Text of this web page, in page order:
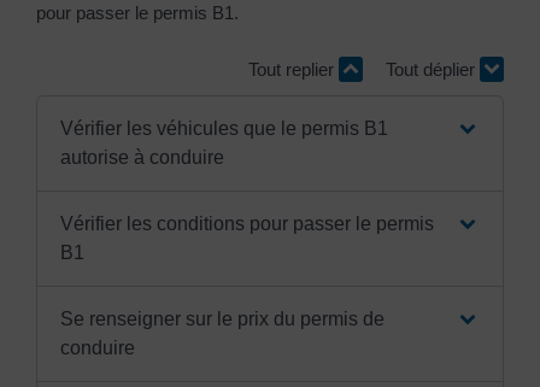
pour passer le permis B1.
Tout replier Tout déplier
Vérifier les véhicules que le permis B1
autorise à conduire
Vérifier les conditions pour passer le permis
B1
Se renseigner sur le prix du permis de
conduire